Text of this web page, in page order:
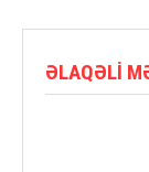
ƏLAQƏLI